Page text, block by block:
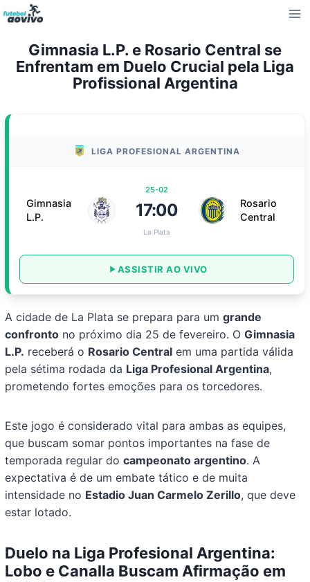
Pular
para
Conteúdo
Gimnasia L.P. e Rosario Central se
Enfrentam em Duelo Crucial pela Liga
Profissional Argentina
LIGA PROFESIONAL ARGENTINA
Gimnasia
L.P.
25-02
17:00
La Plata
Rosario
Central
ASSISTIR AO VIVO
A cidade de La Plata se prepara para umgrande
confronto no próximo dia 25 de fevereiro. OGimnasia
L.P. receberá o Rosario Central em uma partida válida
pela sétima rodada da Liga Profesional Argentina,
prometendo fortes emoções para os torcedores.
Este jogo é considerado vital para ambas as equipes,
que buscam somar pontos importantes na fase de
temporada regular docampeonato argentino. A
expectativa é de um embate tático e de muita
intensidade no Estadio Juan Carmelo Zerillo, que deve
estar lotado.
Duelo na Liga Profesional Argentina:
Lobo e Canalla Buscam Afirmação em